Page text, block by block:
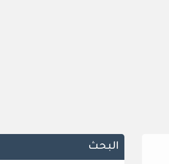
البحث